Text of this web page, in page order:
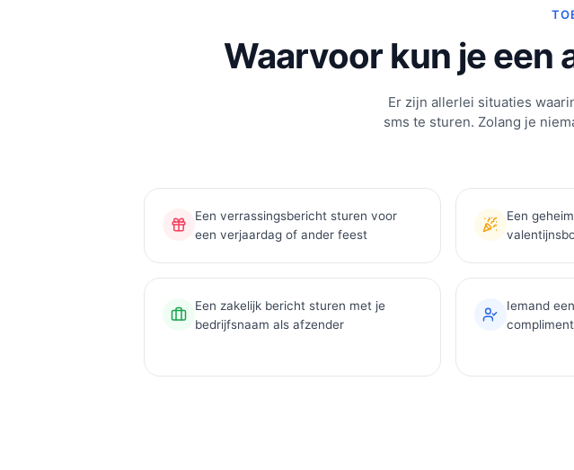
Waarvoor kun je een
Er zijn allerlei situaties
sms te sturen. Zolang je
Een verrassingsbericht sturen voor
een verjaardag of ander feest
Een
Een zakelijk bericht sturen met je
bedrijfsnaam als afzender
Iemand